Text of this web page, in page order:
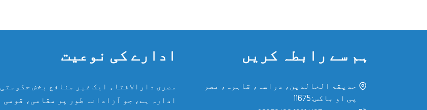
ہم سے رابطہ کریں
حدیقۃ الخالدین، دراسہ، قاہرہ، مصر
پی او باکس: 11675
ادارے کی نوعیت
مصری دارالافتاء ایک غیر منافع بخش حکومتی
ادارہ ہے، جو آزادانہ طور پر مقامی، قومی